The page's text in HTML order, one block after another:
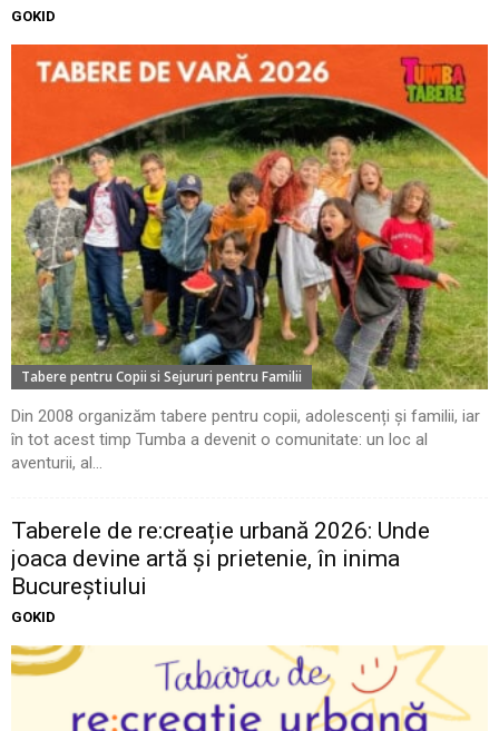
GOKID
Tabere pentru Copii si Sejururi pentru Familii
Din 2008 organizăm tabere pentru copii, adolescenți și familii, iar
în tot acest timp Tumba a devenit o comunitate: un loc al
aventurii, al...
Taberele de re:creație urbană 2026: Unde
joaca devine artă și prietenie, în inima
Bucureștiului
GOKID